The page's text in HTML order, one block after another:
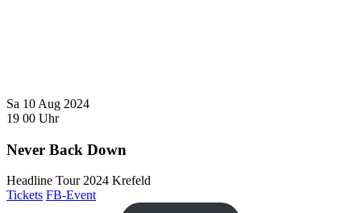
Sa 10 Aug 2024
19 00 Uhr
Never Back Down
Headline Tour 2024 Krefeld
Tickets FB-Event